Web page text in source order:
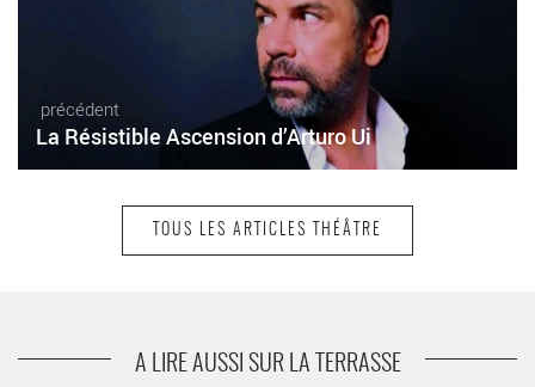
précédent
La Résistible Ascension d’Arturo Ui
Disgrâce
TOUS LES ARTICLES THÉÂTRE
A LIRE AUSSI SUR LA TERRASSE